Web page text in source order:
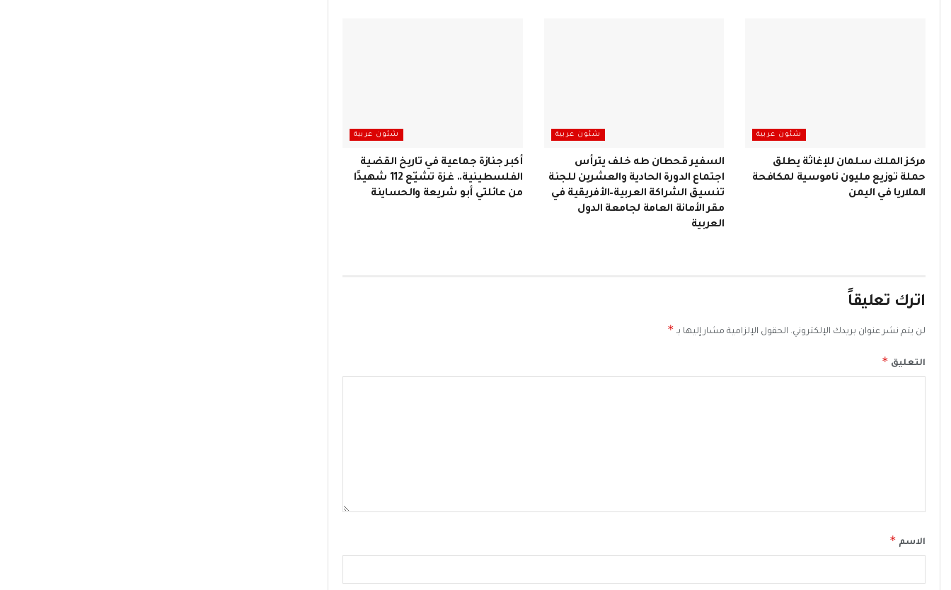
شئون عربية
مركز الملك سلمان للإغاثة يطلق
حملة توزيع مليون ناموسية لمكافحة
الملاريا في اليمن
شئون عربية
السفير قحطان طه خلف يترأس
اجتماع الدورة الحادية والعشرين للجنة
تنسيق الشراكة العربية–الأفريقية في
مقر الأمانة العامة لجامعة الدول
العربية
شئون عربية
أكبر جنازة جماعية في تاريخ القضية
الفلسطينية.. غزة تشيّع 112 شهيدًا
من عائلتي أبو شريعة والحساينة
اترك تعليقاً
لن يتم نشر عنوان بريدك الإلكتروني. الحقول الإلزامية مشار إليها بـ *
التعليق *
الاسم *